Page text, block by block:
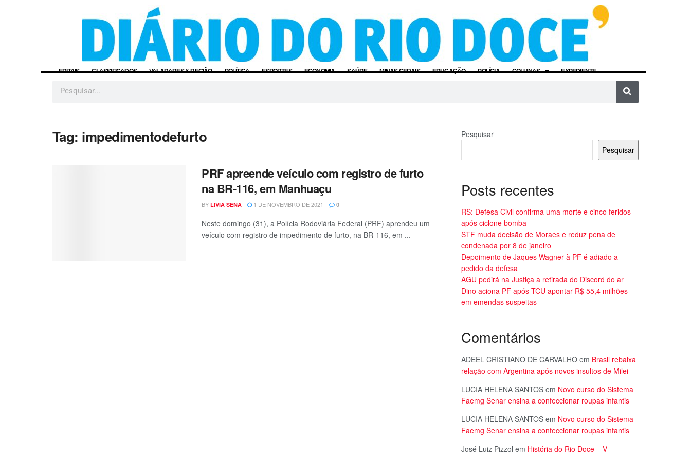
EDITAIS CLASSIFICADOS VALADARES & REGIÃO POLÍTICA ESPORTES ECONOMIA SAÚDE MINAS GERAIS EDUCAÇÃO POLÍCIA COLUNAS EXPEDIENTE
Tag: impedimentodefurto
PRF apreende veículo com registro de furto
na BR-116, em Manhuaçu
BY LIVIA SENA 1 DE NOVEMBRO DE 2021 0
Neste domingo (31), a Polícia Rodoviária Federal (PRF) aprendeu um
veículo com registro de impedimento de furto, na BR-116, em ...
Pesquisar
Pesquisar
Posts recentes
RS: Defesa Civil confirma uma morte e cinco feridos
após ciclone bomba
STF muda decisão de Moraes e reduz pena de
condenada por 8 de janeiro
Depoimento de Jaques Wagner à PF é adiado a
pedido da defesa
AGU pedirá na Justiça a retirada do Discord do ar
Dino aciona PF após TCU apontar R$ 55,4 milhões
em emendas suspeitas
Comentários
ADEEL CRISTIANO DE CARVALHO em Brasil rebaixa
relação com Argentina após novos insultos de Milei
LUCIA HELENA SANTOS em Novo curso do Sistema
Faemg Senar ensina a confeccionar roupas infantis
LUCIA HELENA SANTOS em Novo curso do Sistema
Faemg Senar ensina a confeccionar roupas infantis
José Luiz Pizzol em História do Rio Doce – V